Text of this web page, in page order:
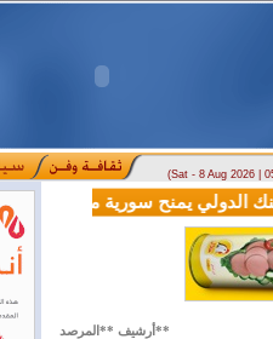
(Sat - 8 Aug 2026 |
يمنح سورية منحة مالية بقيمة 100 مليون دولار لدعم إصلاحات القطاع المالي
أرشيف **المرصد**